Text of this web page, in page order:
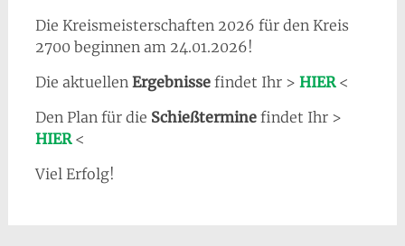
Die Kreismeisterschaften 2026 für den Kreis
2700 beginnen am 24.01.2026!
Die aktuellen Ergebnissefindet Ihr > HIER<
Den Plan für die Schießterminefindet Ihr >
HIER<
Viel Erfolg!